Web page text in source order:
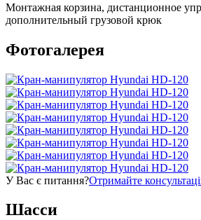
Монтажная корзина, дистанционное
дополнительный грузовой крюк
Фотогалерея
У Вас є питання?Отримайте
Шасси